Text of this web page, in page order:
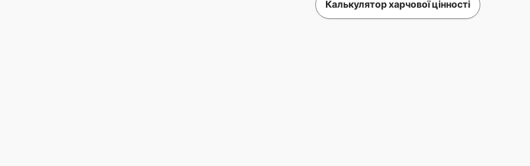
Калькулятор харчової цінності